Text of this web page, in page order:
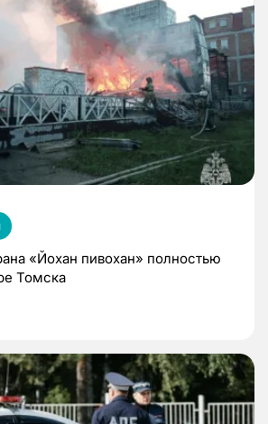
«Йохан пивохан» полностью
Томска